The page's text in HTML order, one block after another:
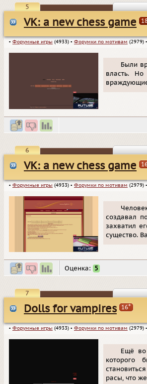
5
VK: a new chess game
▪ Форумные игры (4933) ▪ Форумки по мотивам (2979) ▪
Были
власть.
6
VK: a new chess game
▪ Форумные игры (4933) ▪ Форумки по мотивам (2979) ▪
создавал
захватил
существо.
Оценка: 5
7
Dolls for vampires 16+
▪ Форумные игры (4933) ▪ Форумки по мотивам (2979) ▪
Ещё во
которого
расы, что